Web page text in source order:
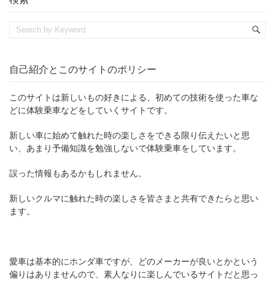
自己紹介とこのサイトのポリシー
このサイトは新しいもの好きによる、初めての技術を使った車な
どに体験乗車などをしていくサイトです。
新しい車に始めて触れた時の楽しさをできる限り伝えたいと思
い、あまり予備知識を勉強しないで体験乗車をしています。
誤った情報もあるかもしれません。
新しいクルマに触れた時の楽しさを皆さまと共有できたらと思い
ます。
愛車は基本的にホンダ車ですが、どのメーカーが良いとかという
偏りはありませんので、素人なりに楽しんでいるサイトだと思っ